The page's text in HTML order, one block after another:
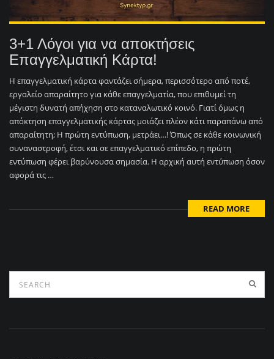
3+1 Λόγοι για να αποκτήσεις
Επαγγελματική Κάρτα!
Η επαγγελματική κάρτα φαντάζει σήμερα, περισσότερο από ποτέ,
εργαλείο απαραίτητο για κάθε επαγγελματία, που επιθυμεί τη
μέγιστη δυνατή απήχηση στο καταναλωτικό κοινό. Γιατί όμως η
απόκτηση επαγγελματικής κάρτας μοιάζει πλέον κάτι παραπάνω από
απαραίτητη; Η πρώτη εντύπωση, μετράει…! Όπως σε κάθε κοινωνική
συναναστροφή, έτσι και σε επαγγελματικό επίπεδο, η πρώτη
εντύπωση φέρει βαρύνουσα σημασία. Η αρχική αυτή εντύπωση όσον
αφορά τις …
READ MORE